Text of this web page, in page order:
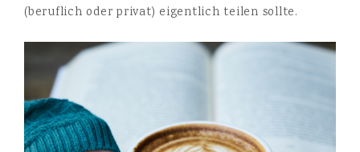
(beruflich oder privat) eigentlich teilen sollte.